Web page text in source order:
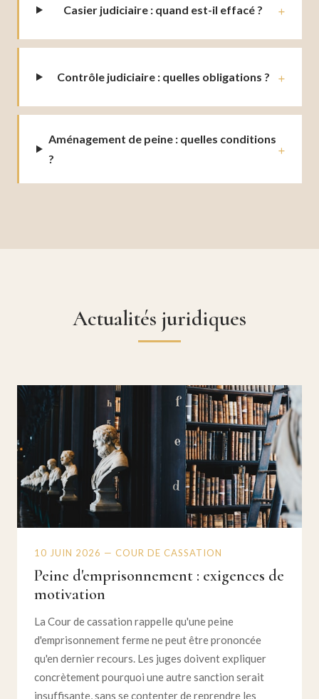
Casier judiciaire : quand est-il effacé ?
Contrôle judiciaire : quelles obligations ?
Aménagement de peine : quelles conditions
?
Actualités juridiques
10 JUIN 2026 — COUR DE CASSATION
Peine d'emprisonnement : exigences de
motivation
La Cour de cassation rappelle qu'une peine
d'emprisonnement ferme ne peut être prononcée
qu'en dernier recours. Les juges doivent expliquer
concrètement pourquoi une autre sanction serait
insuffisante, sans se contenter de reprendre les